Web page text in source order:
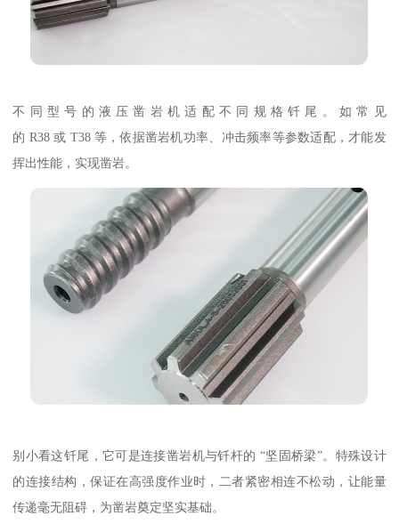
不同型号的液压凿岩机适配不同规格钎尾。如常见
的 R38 或 T38 等，依据凿岩机功率、冲击频率等参数适配，才能发
挥出性能，实现凿岩。
别小看这钎尾，它可是连接凿岩机与钎杆的 “坚固桥梁”。特殊设计
的连接结构，保证在高强度作业时，二者紧密相连不松动，让能量
传递毫无阻碍，为凿岩奠定坚实基础。